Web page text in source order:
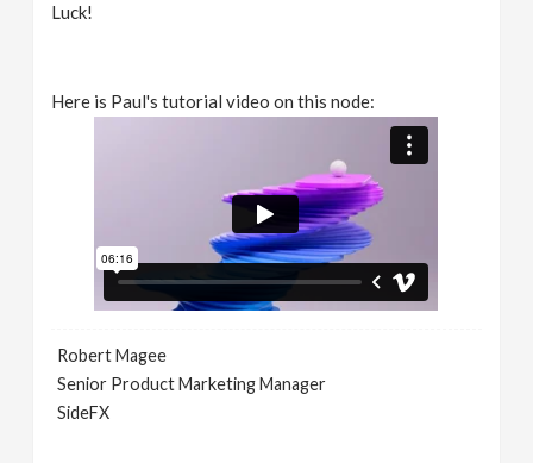
Luck!
Here is Paul's tutorial video on this node:
Robert Magee
Senior Product Marketing Manager
SideFX